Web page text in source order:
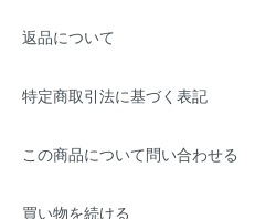
返品について
特定商取引法に基づく表記
この商品について問い合わせる
買い物を続ける